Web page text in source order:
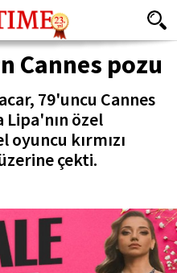
Cannes pozu
79'uncu Cannes
Lipa'nın özel
oyuncu kırmızı
çekti.